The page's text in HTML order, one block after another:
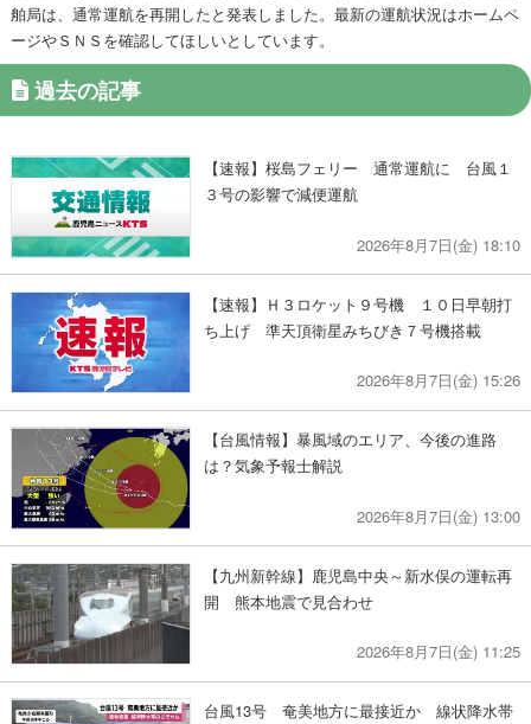
舶局は、通常運航を再開したと発表しました。最新の運航状況はホームペ
ージやＳＮＳを確認してほしいとしています。
過去の記事
【速報】桜島フェリー 通常運航に 台風１
３号の影響で減便運航
2026年8月7日(金) 18:10
【速報】Ｈ３ロケット９号機 １０日早朝打
ち上げ 準天頂衛星みちびき７号機搭載
2026年8月7日(金) 15:26
【台風情報】暴風域のエリア、今後の進路
は？気象予報士解説
2026年8月7日(金) 13:00
【九州新幹線】鹿児島中央～新水俣の運転再
開 熊本地震で見合わせ
2026年8月7日(金) 11:25
台風13号 奄美地方に最接近か 線状降水帯